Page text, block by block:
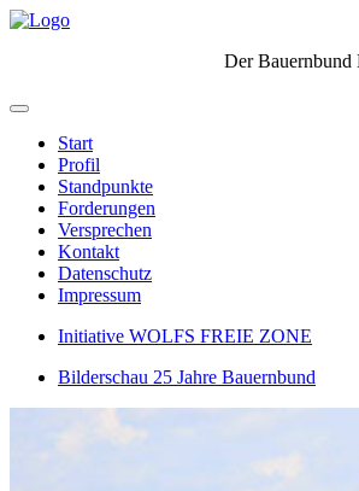
Der Bauernbund
Start
Profil
Standpunkte
Forderungen
Versprechen
Kontakt
Datenschutz
Impressum
Initiative WOLFS FREIE ZONE
Bilderschau 25 Jahre Bauernbund